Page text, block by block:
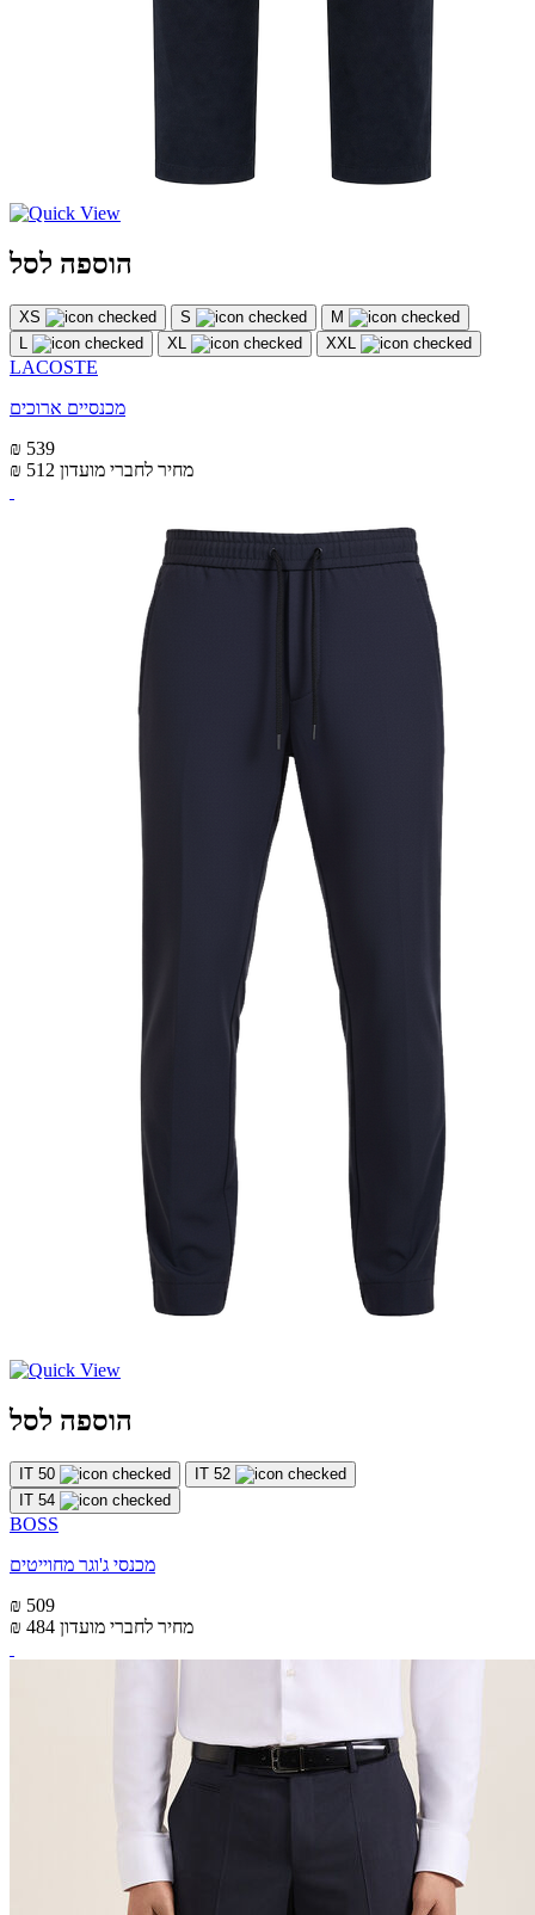
הוספה לסל
XS S
M
L
XL XXL
LACOSTE
מכנסיים ארוכים
₪ 539
₪ 512 מחיר לחברי מועדון
הוספה לסל
IT 50
IT 52
IT 54
BOSS
מכנסי ג'וגר מחוייטים
₪ 509
₪ 484 מחיר לחברי מועדון